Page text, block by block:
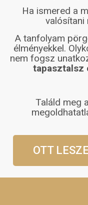
Ha ismered a
valósítani
A tanfolyam
élményekkel.
nem fogsz
tapasztalsz
Találd meg
OTT